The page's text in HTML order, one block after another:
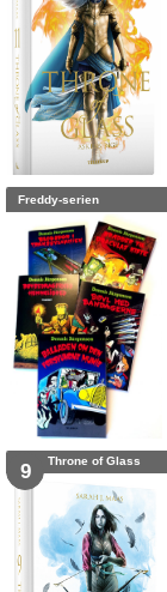
Freddy-serien
9 Throne of Glass